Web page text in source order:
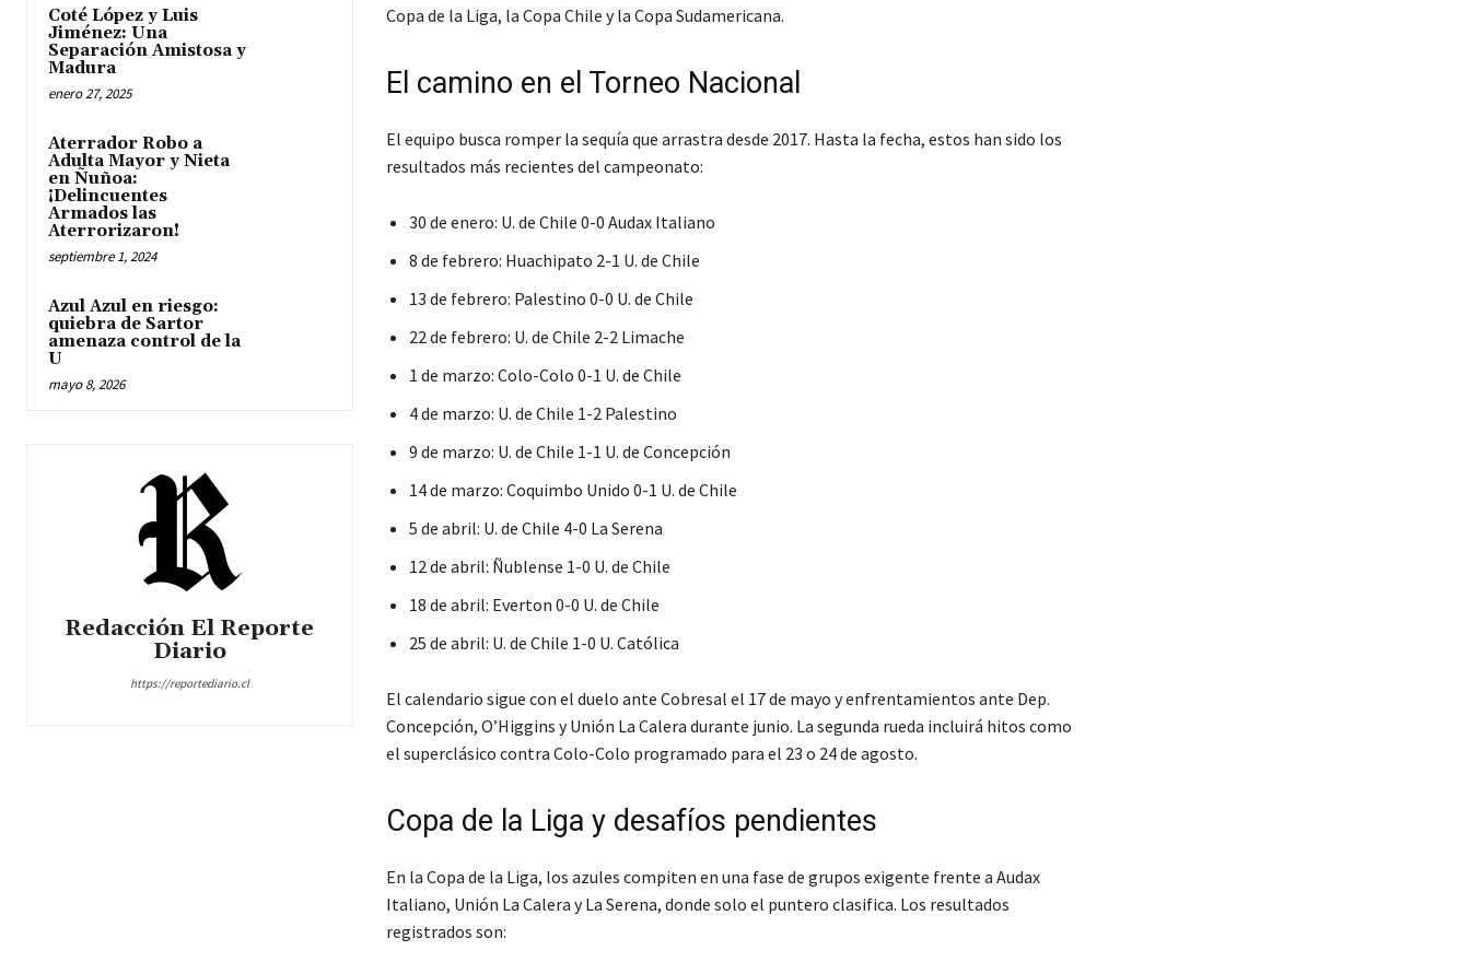
Coté López y Luis
Jiménez: Una
Separación Amistosa y
Madura
enero 27, 2025
Aterrador Robo a
Adulta Mayor y Nieta
en Ñuñoa:
¡Delincuentes
Armados las
Aterrorizaron!
septiembre 1, 2024
Azul Azul en riesgo:
quiebra de Sartor
amenaza control de la
U
mayo 8, 2026
Redacción El Reporte
Diario
https://reportediario.cl
Copa de la Liga, la Copa Chile y la Copa Sudamericana.
El camino en el Torneo Nacional
El equipo busca romper la sequía que arrastra desde 2017. Hasta la fecha, estos han sido los
resultados más recientes del campeonato:
30 de enero: U. de Chile 0-0 Audax Italiano
8 de febrero: Huachipato 2-1 U. de Chile
13 de febrero: Palestino 0-0 U. de Chile
22 de febrero: U. de Chile 2-2 Limache
1 de marzo: Colo-Colo 0-1 U. de Chile
4 de marzo: U. de Chile 1-2 Palestino
9 de marzo: U. de Chile 1-1 U. de Concepción
14 de marzo: Coquimbo Unido 0-1 U. de Chile
5 de abril: U. de Chile 4-0 La Serena
12 de abril: Ñublense 1-0 U. de Chile
18 de abril: Everton 0-0 U. de Chile
25 de abril: U. de Chile 1-0 U. Católica
El calendario sigue con el duelo ante Cobresal el 17 de mayo y enfrentamientos ante Dep.
Concepción, O’Higgins y Unión La Calera durante junio. La segunda rueda incluirá hitos como
el superclásico contra Colo-Colo programado para el 23 o 24 de agosto.
Copa de la Liga y desafíos pendientes
En la Copa de la Liga, los azules compiten en una fase de grupos exigente frente a Audax
Italiano, Unión La Calera y La Serena, donde solo el puntero clasifica. Los resultados
registrados son: